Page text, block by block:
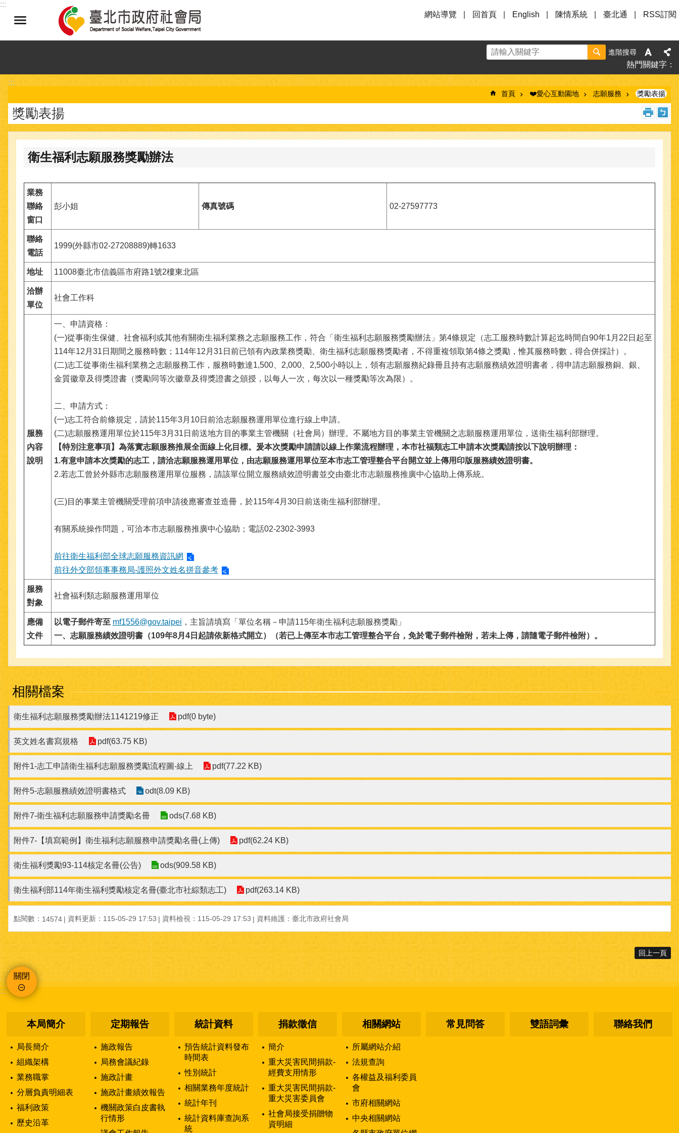
跳到主要內容區塊
:::
網站導覽
回首頁 English 陳情系統 臺北通 RSS訂閱
進階搜尋
熱門關鍵字
:::
首頁 ❤️愛心互動園地 志願服務 獎勵表揚
獎勵表揚
衛生福利志願服務獎勵辦法
業務
聯絡
窗口
彭小姐 傳真號碼 02-27597773
聯絡
電話
1999(外縣市02-27208889)轉1633
地址 11008臺北市信義區市府路1號2樓東北區
洽辦
單位
社會工作科
服務
內容
說明
一、申請資格：
(一)從事衛生保健、社會福利或其他有關衛生福利業務之志願服務工作，符合「衛生福利志願服務獎勵辦法」第4條規定（志工服務時數計算起迄時間自90年1月22日起至
114年12月31日期間之服務時數；114年12月31日前已領有內政業務獎勵、衛生福利志願服務獎勵者，不得重複領取第4條之獎勵，惟其服務時數，得合併採計）。
(二)志工從事衛生福利業務之志願服務工作，服務時數達1,500、2,000、2,500小時以上，領有志願服務紀錄冊且持有志願服務績效證明書者，得申請志願服務銅、銀、
金質徽章及得獎證書（獎勵同等次徽章及得獎證書之頒授，以每人一次，每次以一種獎勵等次為限）。
二、申請方式：
(一)志工符合前條規定，請於115年3月10日前洽志願服務運用單位進行線上申請。
(二)志願服務運用單位於115年3月31日前送地方目的事業主管機關（社會局）辦理。不屬地方目的事業主管機關之志願服務運用單位，送衛生福利部辦理。
【特別注意事項】為落實志願服務推展全面線上化目標。爰本次獎勵申請請以線上作業流程辦理，本市社福類志工申請本次獎勵請按以下說明辦理：
1.有意申請本次獎勵的志工，請洽志願服務運用單位，由志願服務運用單位至本市志工管理整合平台開立並上傳用印版服務績效證明書。
2.若志工曾於外縣市志願服務運用單位服務，請該單位開立服務績效證明書並交由臺北市志願服務推廣中心協助上傳系統。
(三)目的事業主管機關受理前項申請後應審查並造冊，於115年4月30日前送衛生福利部辦理。
有關系統操作問題，可洽本市志願服務推廣中心協助；電話02-2302-3993
前往衛生福利部全球志願服務資訊網
前往外交部領事事務局-護照外文姓名拼音參考
服務
對象
社會福利類志願服務運用單位
應備
文件
以電子郵件寄至 mf1556@gov.taipei ，主旨請填寫「單位名稱－申請115年衛生福利志願服務獎勵」
一、志願服務績效證明書（109年8月4日起請依新格式開立）（若已上傳至本市志工管理整合平台，免於電子郵件檢附，若未上傳，請隨電子郵件檢附）。
相關檔案
衛生福利志願服務獎勵辦法1141219修正 pdf(0 byte)
英文姓名書寫規格 pdf(63.75 KB)
附件1-志工申請衛生福利志願服務獎勵流程圖-線上 pdf(77.22 KB)
附件5-志願服務績效證明書格式 odt(8.09 KB)
附件7-衛生福利志願服務申請獎勵名冊 ods(7.68 KB)
附件7-【填寫範例】衛生福利志願服務申請獎勵名冊(上傳) pdf(62.24 KB)
衛生福利獎勵93-114核定名冊(公告) ods(909.58 KB)
衛生福利部114年衛生福利獎勵核定名冊(臺北市社綜類志工) pdf(263.14 KB)
點閱數： 14574 資料更新：115-05-29 17:53 資料檢視：115-05-29 17:53 資料維護：臺北市政府社會局
回上一頁
關閉
:::
本局簡介
局長簡介
組織架構
業務職掌
分層負責明細表
福利政策
歷史沿革
定期報告
施政報告
局務會議紀錄
施政計畫
施政計畫績效報告
機關政策白皮書執
行情形
統計資料
預告統計資料發布
時間表
性別統計
相關業務年度統計
統計年刊
統計資料庫查詢系
統
捐款徵信
簡介
重大災害民間捐款-
經費支用情形
重大災害民間捐款-
重大災害委員會
社會局接受捐贈物
資明細
相關網站
所屬網站介紹
法規查詢
各權益及福利委員
會
市府相關網站
中央相關網站
常見問答 雙語詞彙 聯絡我們